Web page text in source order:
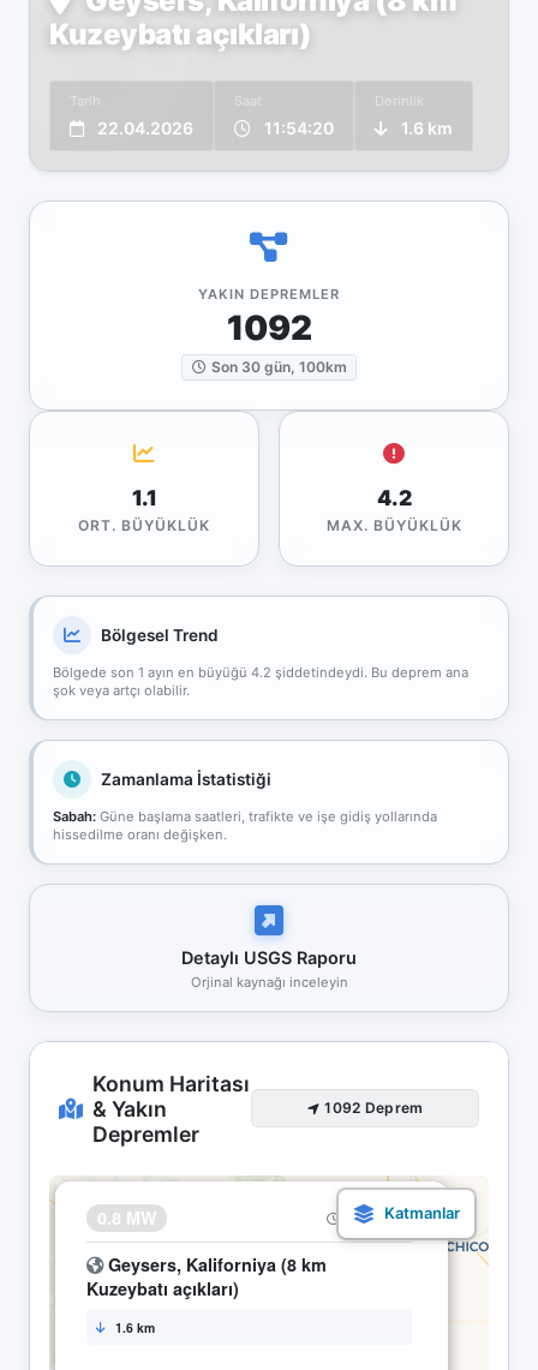
Kuzeybatı açıkları)
Tarih
22.04.2026
Saat
11:54:20
Derinlik
1.6 km
YAKIN DEPREMLER
1092
Son 30 gün, 100km
1.1
ORT. BÜYÜKLÜK
4.2
MAX. BÜYÜKLÜK
Bölgesel Trend
Bölgede son 1 ayın en büyüğü 4.2 şiddetindeydi. Bu deprem ana
şok veya artçı olabilir.
Zamanlama İstatistiği
Sabah: Güne başlama saatleri, trafikte ve işe gidiş yollarında
hissedilme oranı değişken.
Detaylı USGS Raporu
Orjinal kaynağı inceleyin
Konum Haritası
& Yakın
Depremler
1092 Deprem
0.8 MW 22.04 11:54
Geysers, Kaliforniya (8 km
Kuzeybatı açıkları)
1.6 km
×